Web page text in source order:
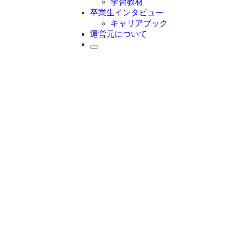
学習教材
卒業生インタビュー
キャリアブック
運営元について